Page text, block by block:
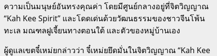
ความเป็นมนุษย์อันทรงคุณค่า โดยมีศูนย์กลางอยู่ที่จิตวิญญาณ
“Kah Kee Spirit” และโดดเด่นด้วยวัฒนธรรมของชาวจีนโพ้น
ทะเล มณฑลฝูเจี้ยนทางตอนใต้ และตัวของหมู่บ้านเอง
ผู้ดูแลเขตจี๋เหม่ยกล่าวว่า จี๋เหม่ยยึดมั่นในจิตวิญญาณ “Kah Kee